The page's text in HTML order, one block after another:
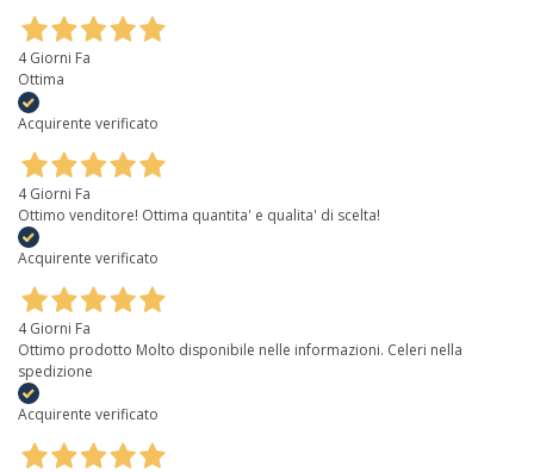
4 Giorni Fa
Ottima
Acquirente verificato
4 Giorni Fa
Ottimo venditore! Ottima quantita' e qualita' di scelta!
Acquirente verificato
4 Giorni Fa
Ottimo prodotto Molto disponibile nelle informazioni. Celeri nella
spedizione
Acquirente verificato